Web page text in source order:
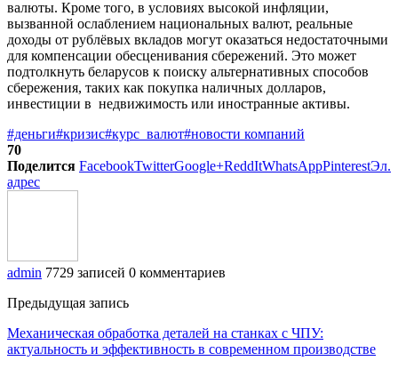
валюты. Кроме того, в условиях высокой инфляции,
вызванной ослаблением национальных валют, реальные
доходы от рублёвых вкладов могут оказаться недостаточными
для компенсации обесценивания сбережений. Это может
подтолкнуть беларусов к поиску альтернативных способов
сбережения, таких как покупка наличных долларов,
инвестиции в недвижимость или иностранные активы.
#деньги#кризис#курс_валют#новости компаний
70
Поделится FacebookTwitterGoogle+ReddItWhatsAppPinterestЭл.
адрес
admin 7729 записей 0 комментариев
Предыдущая запись
Механическая обработка деталей на станках с ЧПУ:
актуальность и эффективность в современном производстве